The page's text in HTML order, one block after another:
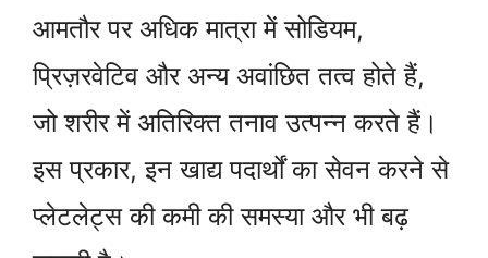
आमतौर पर अधिक मात्रा में सोडियम,
प्रिज़रवेटिव और अन्य अवांछित तत्व होते हैं,
जो शरीर में अतिरिक्त तनाव उत्पन्न करते हैं।
इस प्रकार, इन खाद्य पदार्थों का सेवन करने से
प्लेटलेट्स की कमी की समस्या और भी बढ़